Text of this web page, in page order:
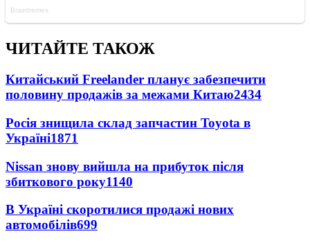
ЧИТАЙТЕ ТАКОЖ
Китайський Freelander планує забезпечити
половину продажів за межами Китаю2434
Росія знищила склад запчастин Toyota в
Україні1871
Nissan знову вийшла на прибуток після
збиткового року1140
В Україні скоротилися продажі нових
автомобілів699